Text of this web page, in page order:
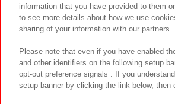
information that you have provided to them
to see more details about how we use
sharing of your information with our
Please note that even if you have enabled
and other identifiers on the following setup
opt-out preference signals . If you
setup banner by clicking the link below,